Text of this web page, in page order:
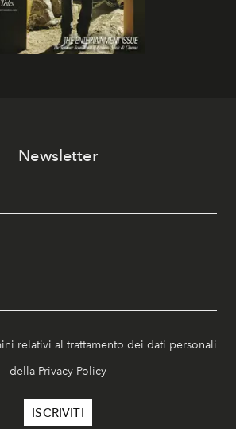
Newsletter
relativi al trattamento dei dati personali
della Privacy Policy